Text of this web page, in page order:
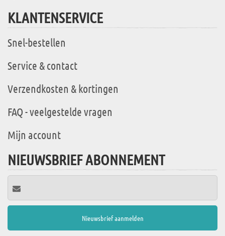
KLANTENSERVICE
Snel-bestellen
Service & contact
Verzendkosten & kortingen
FAQ - veelgestelde vragen
Mijn account
NIEUWSBRIEF ABONNEMENT